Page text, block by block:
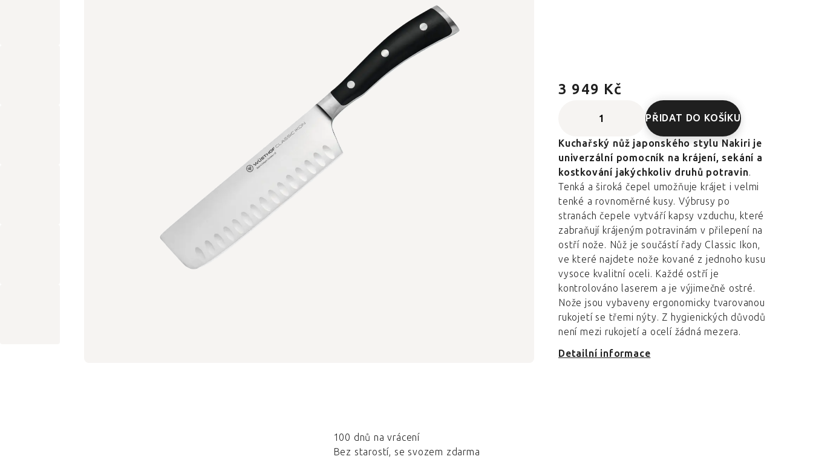
3 949 Kč
PŘIDAT DO KOŠÍKU
Kuchařský nůž japonského stylu Nakiri je
univerzální pomocník na krájení, sekání a
kostkování jakýchkoliv druhů potravin.
Tenká a široká čepel umožňuje krájet i velmi
tenké a rovnoměrné kusy. Výbrusy po
stranách čepele vytváří kapsy vzduchu, které
zabraňují krájeným potravinám v přilepení na
ostří nože. Nůž je součástí řady Classic Ikon,
ve které najdete nože kované z jednoho kusu
vysoce kvalitní oceli. Každé ostří je
kontrolováno laserem a je výjimečně ostré.
Nože jsou vybaveny ergonomicky tvarovanou
rukojetí se třemi nýty. Z hygienických důvodů
není mezi rukojetí a ocelí žádná mezera.
Detailní informace
100 dnů na vrácení
Bez starostí, se svozem zdarma